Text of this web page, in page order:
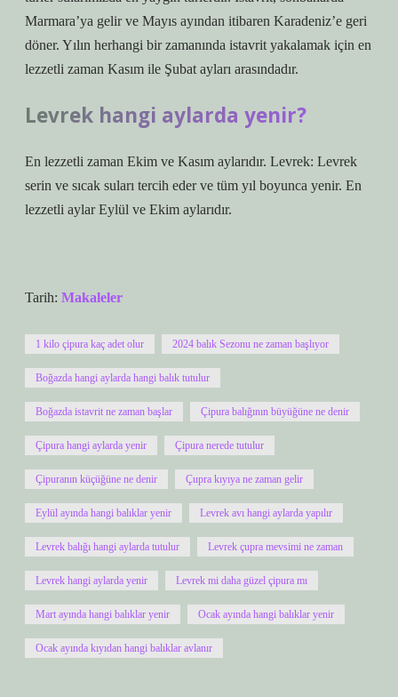
Marmara’ya gelir ve Mayıs ayından itibaren Karadeniz’e geri
döner. Yılın herhangi bir zamanında istavrit yakalamak için en
lezzetli zaman Kasım ile Şubat ayları arasındadır.
Levrek hangi aylarda yenir?
En lezzetli zaman Ekim ve Kasım aylarıdır. Levrek: Levrek
serin ve sıcak suları tercih eder ve tüm yıl boyunca yenir. En
lezzetli aylar Eylül ve Ekim aylarıdır.
Tarih: Makaleler
1 kilo çipura kaç adet olur 2024 balık Sezonu ne zaman başlıyor
Boğazda hangi aylarda hangi balık tutulur
Boğazda istavrit ne zaman başlar Çipura balığının büyüğüne ne denir
Çipura hangi aylarda yenir Çipura nerede tutulur
Çipuranın küçüğüne ne denir Çupra kıyıya ne zaman gelir
Eylül ayında hangi balıklar yenir Levrek avı hangi aylarda yapılır
Levrek balığı hangi aylarda tutulur Levrek çupra mevsimi ne zaman
Levrek hangi aylarda yenir Levrek mi daha güzel çipura mı
Mart ayında hangi balıklar yenir Ocak ayında hangi balıklar yenir
Ocak ayında kıyıdan hangi balıklar avlanır